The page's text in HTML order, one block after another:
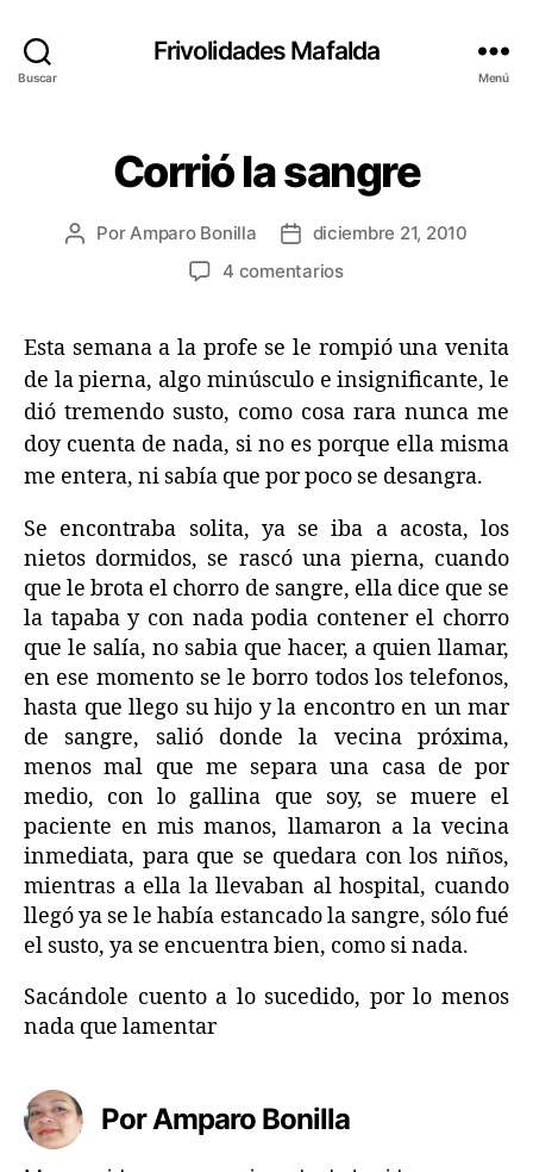
Buscar
Frivolidades Mafalda
Menú
Categorías
A
S
A
N
Corrió la sangre
Autor
PorAmparo Bonilla
Fecha
de
diciembre 21, 2010
4 comentariosen
sangre
Esta semana a la profe se le rompió una venita
de la pierna, algo minúsculo e insignificante, le
dió tremendo susto, como cosa rara nunca me
doy cuenta de nada, si no es porque ella misma
me entera, ni sabía que por poco se desangra.
Se encontraba solita, ya se iba a acosta, los
nietos dormidos, se rascó una pierna, cuando
que le brota el chorro de sangre, ella dice que se
la tapaba y con nada podia contener el chorro
que le salía, no sabia que hacer, a quien llamar,
en ese momento se le borro todos los telefonos,
hasta que llego su hijo y la encontro en un mar
de sangre, salió donde la vecina próxima,
menos mal que me separa una casa de por
medio, con lo gallina que soy, se muere el
paciente en mis manos, llamaron a la vecina
inmediata, para que se quedara con los niños,
mientras a ella la llevaban al hospital, cuando
llegó ya se le había estancado la sangre, sólo fué
el susto, ya se encuentra bien, como si nada.
Sacándole cuento a lo sucedido, por lo menos
nada que lamentar
Por Amparo Bonilla